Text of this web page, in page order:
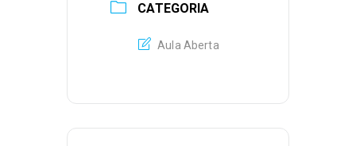
CATEGORIA
Aula Aberta